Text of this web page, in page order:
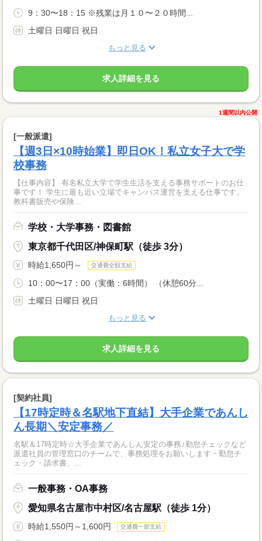
9：30〜18：15 ※残業は月１０〜２０時間...
土曜日 日曜日 祝日
もっと見る
求人詳細を見る
1週間以内公開
[一般派遣]
【週3日×10時始業】即日OK！私立女子大で学
校事務
【仕事内容】 有名私立大学で学生生活を支える事務サポートのお仕
事です！ 学生に最も近い立場でキャンパス運営を支える仕事です。
教科書販売や保険...
学校・大学事務・図書館
東京都千代田区/神保町駅（徒歩 3分）
時給1,650円～ 交通費全額支給
10：00〜17：00（実働：6時間） （休憩60分...
土曜日 日曜日 祝日
もっと見る
求人詳細を見る
[契約社員]
【17時定時＆名駅地下直結】大手企業であんし
ん長期＼安定事務／
名駅＆17時定時☆大手企業であんしん安定の事務♪勤怠チェックなど
派遣社員の管理窓口のチームで、事務処理をお願いします・勤怠チ
ェック・請求書、...
一般事務・OA事務
愛知県名古屋市中村区/名古屋駅（徒歩 1分）
時給1,550円～1,600円 交通費一部支給